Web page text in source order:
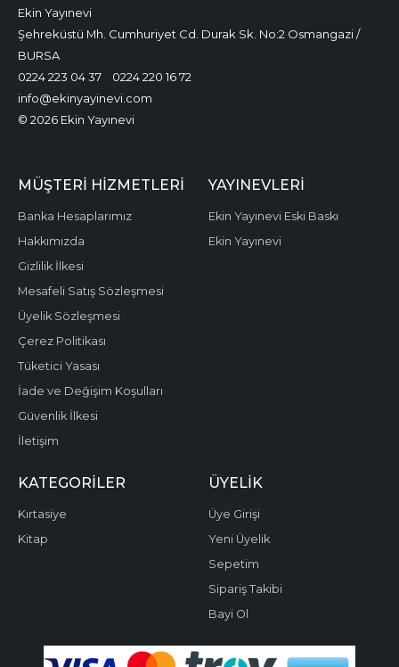
Ekin Yayınevi
Şehreküstü Mh. Cumhuriyet Cd. Durak Sk. No:2 Osmangazi /
BURSA
0224 223 04 37
0224 220 16 72
info@ekinyayinevi.com
© 2026 Ekin Yayınevi
MÜŞTERI HIZMETLERI
Banka Hesaplarımız
Hakkımızda
Gizlilik İlkesi
Mesafeli Satış Sözleşmesi
Üyelik Sözleşmesi
Çerez Politikası
Tüketici Yasası
İade ve Değişim Koşulları
Güvenlik İlkesi
İletişim
YAYINEVLERI
Ekin Yayınevi Eski Baskı
Ekin Yayınevi
KATEGORILER
Kırtasiye
Kitap
ÜYELIK
Üye Girişi
Yeni Üyelik
Sepetim
Sipariş Takibi
Bayi Ol